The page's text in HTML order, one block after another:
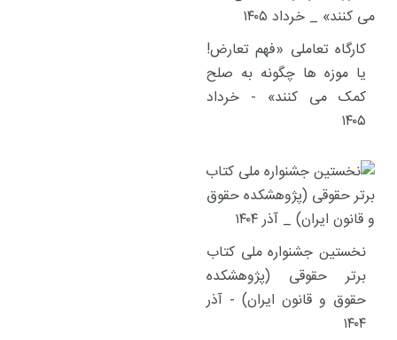
کارگاه تعاملی «فهم تعارض!
یا موزه ها چگونه به صلح
کمک می کنند» - خرداد
۱۴۰۵
نخستین جشنواره ملی کتاب
برتر حقوقی (پژوهشکده
حقوق و قانون ایران) - آذر
۱۴۰۴